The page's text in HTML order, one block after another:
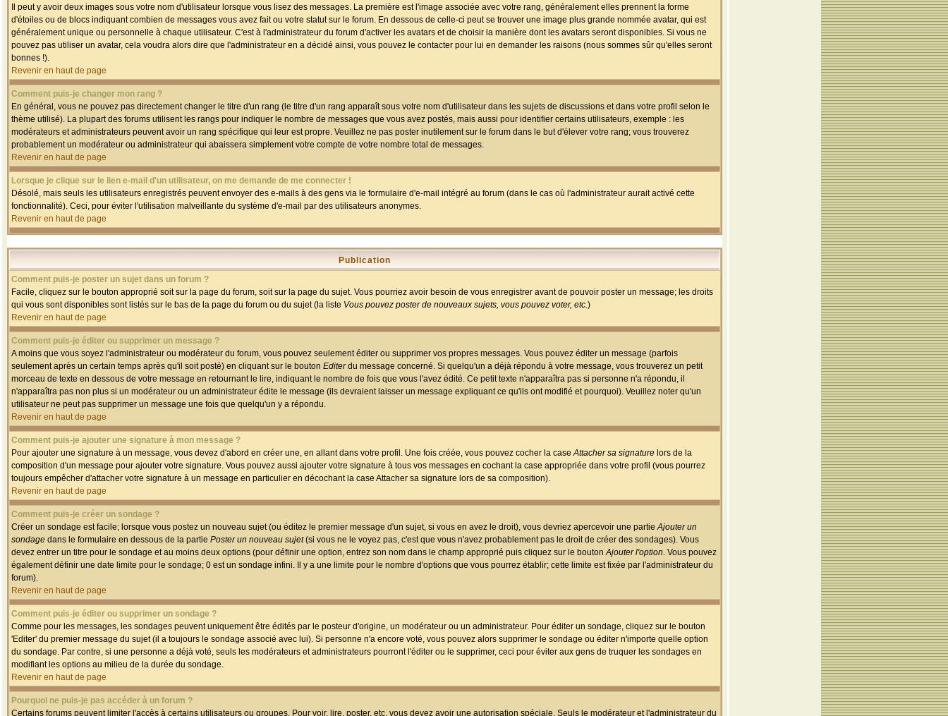
Il peut y avoir deux images sous votre nom d'utilisateur lorsque vous lisez des messages. La première est l'image associée avec votre rang, généralement elles prennent la forme
d'étoiles ou de blocs indiquant combien de messages vous avez fait ou votre statut sur le forum. En dessous de celle-ci peut se trouver une image plus grande nommée avatar, qui est
généralement unique ou personnelle à chaque utilisateur. C'est à l'administrateur du forum d'activer les avatars et de choisir la manière dont les avatars seront disponibles. Si vous ne
pouvez pas utiliser un avatar, cela voudra alors dire que l'administrateur en a décidé ainsi, vous pouvez le contacter pour lui en demander les raisons (nous sommes sûr qu'elles seront
bonnes !).
Revenir en haut de page
Comment puis-je changer mon rang ?
En général, vous ne pouvez pas directement changer le titre d'un rang (le titre d'un rang apparaît sous votre nom d'utilisateur dans les sujets de discussions et dans votre profil selon le
thème utilisé). La plupart des forums utilisent les rangs pour indiquer le nombre de messages que vous avez postés, mais aussi pour identifier certains utilisateurs, exemple : les
modérateurs et administrateurs peuvent avoir un rang spécifique qui leur est propre. Veuillez ne pas poster inutilement sur le forum dans le but d'élever votre rang; vous trouverez
probablement un modérateur ou administrateur qui abaissera simplement votre compte de votre nombre total de messages.
Revenir en haut de page
Lorsque je clique sur le lien e-mail d'un utilisateur, on me demande de me connecter !
Désolé, mais seuls les utilisateurs enregistrés peuvent envoyer des e-mails à des gens via le formulaire d'e-mail intégré au forum (dans le cas où l'administrateur aurait activé cette
fonctionnalité). Ceci, pour éviter l'utilisation malveillante du système d'e-mail par des utilisateurs anonymes.
Revenir en haut de page
Publication
Comment puis-je poster un sujet dans un forum ?
Facile, cliquez sur le bouton approprié soit sur la page du forum, soit sur la page du sujet. Vous pourriez avoir besoin de vous enregistrer avant de pouvoir poster un message; les droits
qui vous sont disponibles sont listés sur le bas de la page du forum ou du sujet (la liste Vous pouvez poster de nouveaux sujets, vous pouvez voter, etc.)
Revenir en haut de page
Comment puis-je éditer ou supprimer un message ?
A moins que vous soyez l'administrateur ou modérateur du forum, vous pouvez seulement éditer ou supprimer vos propres messages. Vous pouvez éditer un message (parfois
seulement après un certain temps après qu'il soit posté) en cliquant sur le bouton Editerdu message concerné. Si quelqu'un a déjà répondu à votre message, vous trouverez un petit
morceau de texte en dessous de votre message en retournant le lire, indiquant le nombre de fois que vous l'avez édité. Ce petit texte n'apparaîtra pas si personne n'a répondu, il
n'apparaîtra pas non plus si un modérateur ou un administrateur édite le message (ils devraient laisser un message expliquant ce qu'ils ont modifié et pourquoi). Veuillez noter qu'un
utilisateur ne peut pas supprimer un message une fois que quelqu'un y a répondu.
Revenir en haut de page
Comment puis-je ajouter une signature à mon message ?
Pour ajouter une signature à un message, vous devez d'abord en créer une, en allant dans votre profil. Une fois créée, vous pouvez cocher la caseAttacher sa signature lors de la
composition d'un message pour ajouter votre signature. Vous pouvez aussi ajouter votre signature à tous vos messages en cochant la case appropriée dans votre profil (vous pourrez
toujours empêcher d'attacher votre signature à un message en particulier en décochant la case Attacher sa signature lors de sa composition).
Revenir en haut de page
Comment puis-je créer un sondage ?
Créer un sondage est facile; lorsque vous postez un nouveau sujet (ou éditez le premier message d'un sujet, si vous en avez le droit), vous devriez apercevoir une partieAjouter un
sondage dans le formulaire en dessous de la partie Poster un nouveau sujet(si vous ne le voyez pas, c'est que vous n'avez probablement pas le droit de créer des sondages). Vous
devez entrer un titre pour le sondage et au moins deux options (pour définir une option, entrez son nom dans le champ approprié puis cliquez sur le boutonAjouter l'option. Vous pouvez
également définir une date limite pour le sondage; 0 est un sondage infini. Il y a une limite pour le nombre d'options que vous pourrez établir; cette limite est fixée par l'administrateur du
forum).
Revenir en haut de page
Comment puis-je éditer ou supprimer un sondage ?
Comme pour les messages, les sondages peuvent uniquement être édités par le posteur d'origine, un modérateur ou un administrateur. Pour éditer un sondage, cliquez sur le bouton
'Editer' du premier message du sujet (il a toujours le sondage associé avec lui). Si personne n'a encore voté, vous pouvez alors supprimer le sondage ou éditer n'importe quelle option
du sondage. Par contre, si une personne a déjà voté, seuls les modérateurs et administrateurs pourront l'éditer ou le supprimer, ceci pour éviter aux gens de truquer les sondages en
modifiant les options au milieu de la durée du sondage.
Revenir en haut de page
Pourquoi ne puis-je pas accéder à un forum ?
Certains forums peuvent limiter l'accès à certains utilisateurs ou groupes. Pour voir, lire, poster, etc. vous devez avoir une autorisation spéciale. Seuls le modérateur et l'administrateur du